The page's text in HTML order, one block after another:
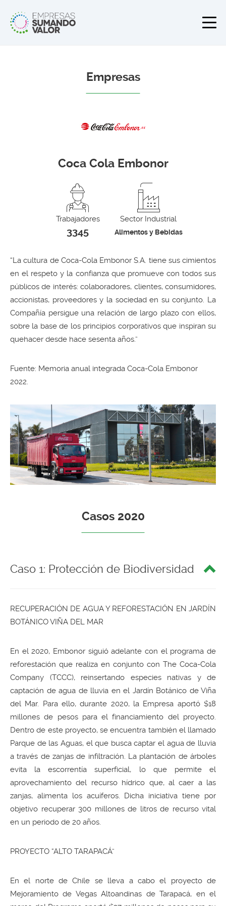
Empresas
Coca Cola Embonor
“La cultura de Coca-Cola Embonor S.A. tiene sus cimientos
en el respeto y la confianza que promueve con todos sus
públicos de interés: colaboradores, clientes, consumidores,
accionistas, proveedores y la sociedad en su conjunto. La
Compañía persigue una relación de largo plazo con ellos,
sobre la base de los principios corporativos que inspiran su
quehacer desde hace sesenta años.”
Fuente: Memoria anual integrada Coca-Cola Embonor
2022.
Trabajadores
3345
Sector Industrial
Alimentos y Bebidas
Casos 2020
Caso 1: Protección de Biodiversidad
RECUPERACIÓN DE AGUA Y REFORESTACIÓN EN JARDÍN
BOTÁNICO VIÑA DEL MAR
En el 2020, Embonor siguió adelante con el programa de
reforestación que realiza en conjunto con The Coca-Cola
Company (TCCC), reinsertando especies nativas y de
captación de agua de lluvia en el Jardín Botánico de Viña
del Mar. Para ello, durante 2020, la Empresa aportó $18
millones de pesos para el financiamiento del proyecto.
Dentro de este proyecto, se encuentra también el llamado
Parque de las Aguas, el que busca captar el agua de lluvia
a través de zanjas de infiltración. La plantación de árboles
evita la escorrentía superficial, lo que permite el
aprovechamiento del recurso hídrico que, al caer a las
zanjas, alimenta los acuíferos. Dicha iniciativa tiene por
objetivo recuperar 300 millones de litros de recurso vital
en un periodo de 20 años.
PROYECTO “ALTO TARAPACÁ”
En el norte de Chile se lleva a cabo el proyecto de
Mejoramiento de Vegas Altoandinas de Tarapacá, en el